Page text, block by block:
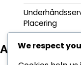
Placering
ArkivWe respect